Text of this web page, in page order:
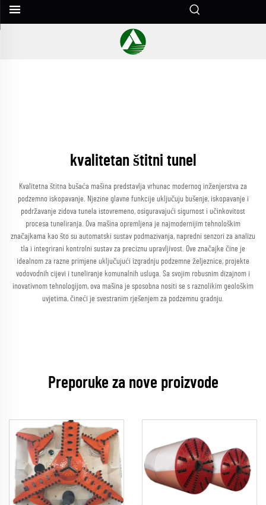
kvalitetan štitni tunel
Kvalitetna štitna bušaća mašina predstavlja vrhunac modernog inženjerstva za
podzemno iskopavanje. Njezine glavne funkcije uključuju bušenje, iskopavanje i
podržavanje zidova tunela istovremeno, osiguravajući sigurnost i učinkovitost
procesa tuneliranja. Ova mašina opremljena je najmodernijim tehnološkim
značajkama kao što su automatski sustav podmazivanja, napredni senzori za analizu
tla i integrirani kontrolni sustav za preciznu upravljivost. Ove značajke čine je
idealnom za razne primjene uključujući izgradnju podzemne željeznice, projekte
vodovodnih cijevi i tuneliranje komunalnih usluga. Sa svojim robusnim dizajnom i
inovativnom tehnologijom, ova mašina je sposobna nositi se s raznolikim geološkim
uvjetima, čineći je svestranim rješenjem za podzemnu gradnju.
Preporuke za nove proizvode